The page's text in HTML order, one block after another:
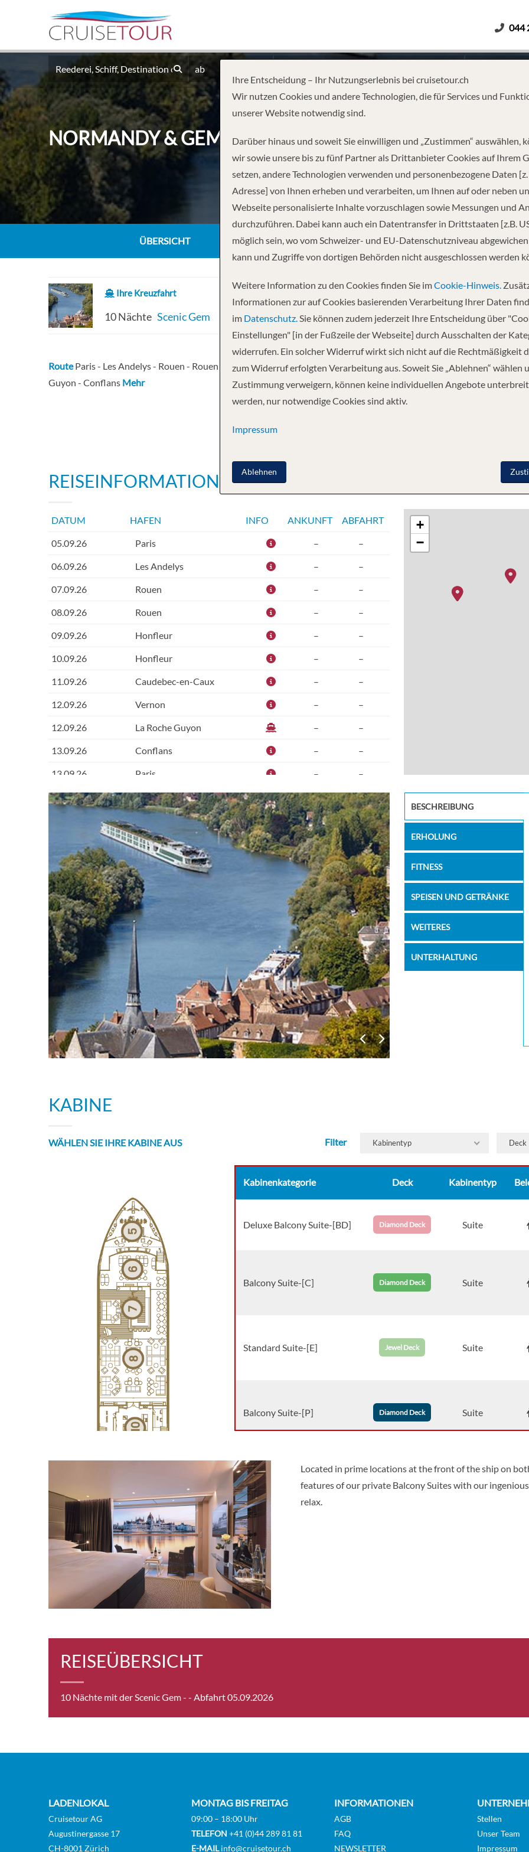
044
ab
NORMANDY & GEMS OF THE SEINE – PARIS TO PARIS
ÜBERSICHT REISEINFORMATIONEN
Ihre Kreuzfahrt
10 Nächte Scenic Gem 05.09.2026
RouteParis - Les Andelys - Rouen - Rouen - Honfleur - Honfleur - Caudebec-en-Caux - Vernon - La Roche
Guyon - Conflans Mehr
REISEINFORMATIONEN
DATUM HAFEN INFO ANKUNFT ABFAHRT
05.09.26 Paris – –
06.09.26 Les Andelys – –
07.09.26 Rouen – –
08.09.26 Rouen – –
09.09.26 Honfleur – –
10.09.26 Honfleur – –
11.09.26 Caudebec-en-Caux – –
12.09.26 Vernon – –
12.09.26 La Roche Guyon – –
13.09.26 Conflans – –
13.09.26 Paris – –
14.09.26 Paris – –
– –
+
−
Scenic
BESCHREIBUNG
ERHOLUNG
FITNESS
SPEISEN UND GETRÄNKE
WEITERES
UNTERHALTUNG
KABINE
WÄHLEN SIE IHRE KABINE AUS Filter Kabinentyp Deck
Kabinenkategorie Deck Kabinentyp
Deluxe Balcony Suite-[BD] Diamond Deck Suite
Balcony Suite-[C] Diamond Deck Suite
Standard Suite-[E] Jewel Deck Suite
Balcony Suite-[P] Diamond Deck Suite
Balcony Suite-[PA]
Deluxe Balcony Suite-[PD]
Royal Balcony Suite-[R]
Located in prime locations at the front of the ship on
features of our private Balcony Suites with our
relax.
REISEÜBERSICHT
10 Nächte mit der Scenic Gem - - Abfahrt 05.09.2026
LADENLOKAL
Cruisetour AG
Augustinergasse 17
CH-8001 Zürich
MONTAG BIS FREITAG
09:00 – 18:00 Uhr
TELEFON +41 (0)44 289 81 81
E-MAILinfo@cruisetour.ch
INFORMATIONEN
AGB
FAQ
NEWSLETTER
Stellen
Unser Team
Impressum
Ihre Entscheidung – Ihr Nutzungserlebnis bei cruisetour.ch
Wir nutzen Cookies und andere Technologien, die für Services und
unserer Website notwendig sind.
Darüber hinaus und soweit Sie einwilligen und „Zustimmen“ auswählen,
wir sowie unsere bis zu fünf Partner als Drittanbieter Cookies auf Ihrem
setzen, andere Technologien verwenden und personenbezogene Daten [z.
Adresse] von Ihnen erheben und verarbeiten, um Ihnen auf oder neben
Webseite personalisierte Inhalte vorzuschlagen sowie Messungen und
durchzuführen. Dabei kann auch ein Datentransfer in Drittstaaten [z.B.
möglich sein, wo vom Schweizer- und EU-Datenschutzniveau
kann und Zugriffe von dortigen Behörden nicht ausgeschlossen werden
Weitere Information zu den Cookies finden Sie imCookie-Hinweis.
Informationen zur auf Cookies basierenden Verarbeitung Ihrer Daten
im Datenschutz.Sie können zudem jederzeit Ihre Entscheidung über
Einstellungen" [in der Fußzeile der Webseite] durch Ausschalten der
widerrufen. Ein solcher Widerruf wirkt sich nicht auf die Rechtmäßigkeit
zum Widerruf erfolgten Verarbeitung aus. Soweit Sie „Ablehnen“ wählen
Zustimmung verweigern, können keine individuellen Angebote
werden, nur notwendige Cookies sind aktiv.
Impressum
Ablehnen